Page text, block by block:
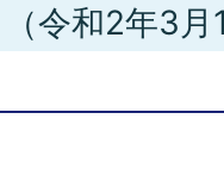
令和2年3月